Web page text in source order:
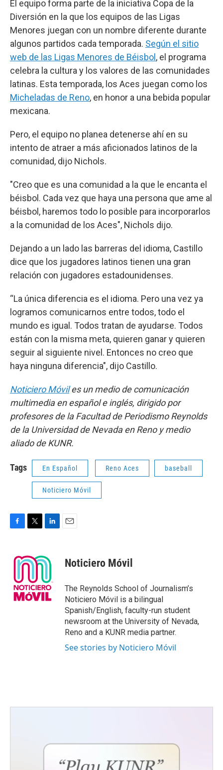
El equipo forma parte de la iniciativa Copa de la
Diversión en la que los equipos de las Ligas
Menores juegan con un nombre diferente durante
algunos partidos cada temporada. Según el sitio
web de las Ligas Menores de Béisbol , el programa
celebra la cultura y los valores de las comunidades
latinas. Esta temporada, los Aces juegan como los
Micheladas de Reno, en honor a una bebida popular
mexicana.
Pero, el equipo no planea detenerse ahí en su
intento de atraer a más aficionados latinos de la
comunidad, dijo Nichols.
"Creo que es una comunidad a la que le encanta el
béisbol. Cada vez que haya una persona que ame al
béisbol, haremos todo lo posible para incorporarlos
a la comunidad de los Aces", Nichols dijo.
Dejando a un lado las barreras del idioma, Castillo
dice que los jugadores latinos tienen una gran
relación con jugadores estadounidenses.
“La única diferencia es el idioma. Pero una vez ya
logramos comunicarnos entre todos, todo el
mundo es igual. Todos tratan de ayudarse. Todos
están con la misma meta, quieren ganar y quieren
seguir al siguiente nivel. Entonces no creo que
haya ninguna diferencia", dijo Castillo.
Noticiero Móviles un medio de comunicación
multimedia en español e inglés, dirigido por
profesores de la Facultad de Periodismo Reynolds
de la Universidad de Nevada en Reno y medio
aliado de KUNR.
Tags En Español Reno Aces baseball
Noticiero Móvil
e
o
o
k
t
t
e
r
k
e
d
I
n
Noticiero Móvil
The Reynolds School of Journalism’s
Noticiero Móvil is a bilingual
Spanish/English, faculty-run student
newsroom at the University of Nevada,
Reno and a KUNR media partner.
See stories by Noticiero Móvil